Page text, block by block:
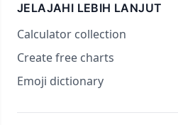
JELAJAHI LEBIH LANJUT
Calculator collection
Create free charts
Emoji dictionary